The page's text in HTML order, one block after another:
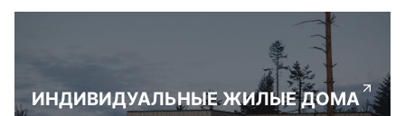
ИНДИВИДУАЛЬНЫЕ ЖИЛЫЕ ДОМА